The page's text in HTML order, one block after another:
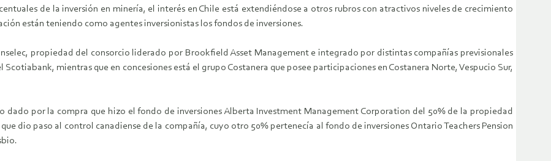
de la inversión en minería, el interés en Chile está extendiéndose a otros rubros con atractivos niveles de crecimiento
están teniendo como agentes inversionistas los fondos de inversiones.
propiedad del consorcio liderado por Brookfield Asset Management e integrado por distintas compañías previsionales
mientras que en concesiones está el grupo Costanera que posee participaciones en Costanera Norte, Vespucio Sur,
dado por la compra que hizo el fondo de inversiones Alberta Investment Management Corporation del 50% de la propiedad
dio paso al control canadiense de la compañía, cuyo otro 50% pertenecía al fondo de inversiones Ontario Teachers Pension